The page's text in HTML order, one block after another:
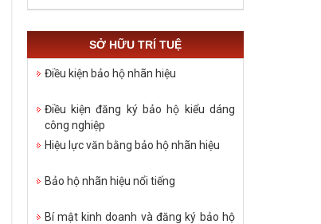
SỞ HỮU TRÍ TUỆ
Điều kiện bảo hộ nhãn hiệu
Điều kiện đăng ký bảo hộ kiểu dáng
công nghiệp
Hiệu lực văn bằng bảo hộ nhãn hiệu
Bảo hộ nhãn hiệu nổi tiếng
Bí mật kinh doanh và đăng ký bảo hộ